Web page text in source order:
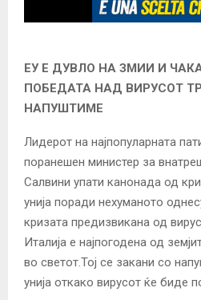
ЕУ Е ДУВЛО НА ЗМИИ И
ПОБЕДАТА НАД ВИРУСОТ
НАПУШТИМЕ
Лидерот на најпопуларната
поранешен министер за
Салвини упати канонада од
унија поради нехуманото
кризата предизвикана од
Италија е најпогодена од
во светот.Тој се закани со
унија откако вирусот ќе биде